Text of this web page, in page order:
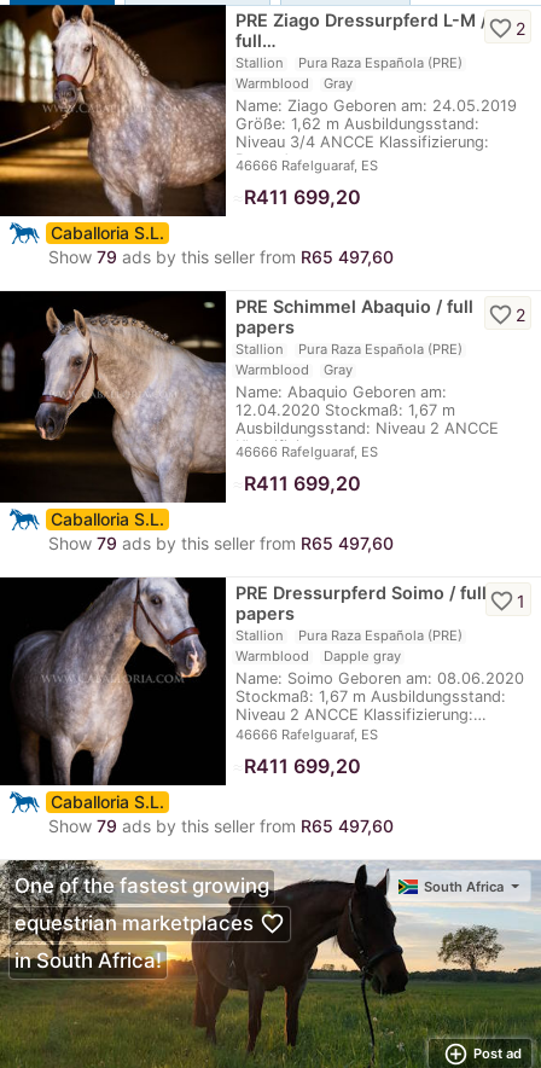
PRE Ziago Dressurpferd L-M /
full…
Stallion
Pura Raza Española (PRE)
Warmblood
Gray
Name: Ziago Geboren am: 24.05.2019
Größe: 1,62 m Ausbildungsstand:
Niveau 3/4 ANCCE Klassifizierung:
Reproductor…
46666 Rafelguaraf, ES
favorite_border 2
R411 699,20
Caballoria S.L.
Show 79 ads by this seller from R65 497,60
PRE Schimmel Abaquio / full
papers
Stallion
Pura Raza Española (PRE)
Warmblood
Gray
Name: Abaquio Geboren am:
12.04.2020 Stockmaß: 1,67 m
Ausbildungsstand: Niveau 2 ANCCE
Klassifizierung:…
46666 Rafelguaraf, ES
favorite_border 2
R411 699,20
Caballoria S.L.
Show 79 ads by this seller from R65 497,60
PRE Dressurpferd Soimo / full
papers
Stallion
Pura Raza Española (PRE)
Warmblood
Dapple gray
Name: Soimo Geboren am: 08.06.2020
Stockmaß: 1,67 m Ausbildungsstand:
Niveau 2 ANCCE Klassifizierung:…
46666 Rafelguaraf, ES
favorite_border1
R411 699,20
Caballoria S.L.
Show 79 ads by this seller from R65 497,60
South Africa
One of the fastest growing
equestrian marketplaces favorite_border
in South Africa!
add_circle_outline Post ad